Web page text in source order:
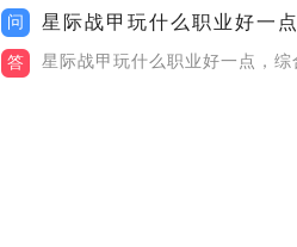
问 星际战甲玩什么职业好一点
答